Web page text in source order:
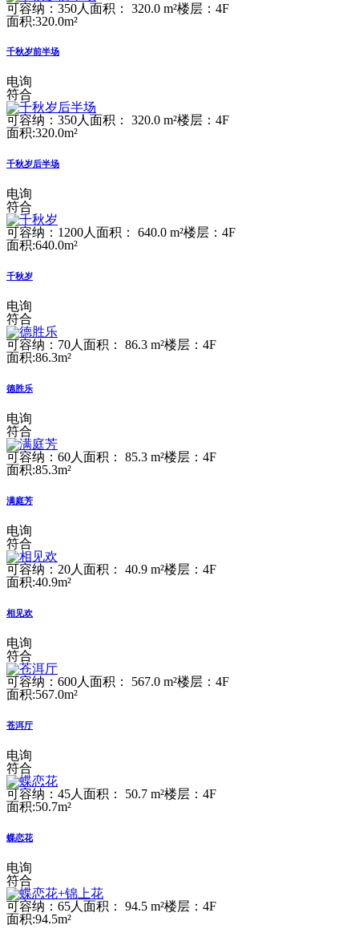
可容纳：350人 面积： 320.0 m²楼层：4F
面积:320.0m²
千秋岁前半场
电询
符合
可容纳：350人面积： 320.0 m²楼层：4F
面积:320.0m²
千秋岁后半场
电询
符合
可容纳：1200人 面积： 640.0 m²楼层：4F
面积:640.0m²
千秋岁
电询
符合
可容纳：70人 面积： 86.3 m²楼层：4F
面积:86.3m²
德胜乐
电询
符合
可容纳：60人 面积： 85.3 m²楼层：4F
面积:85.3m²
满庭芳
电询
符合
可容纳：20人 面积： 40.9 m²楼层：4F
面积:40.9m²
相见欢
电询
符合
可容纳：600人 面积： 567.0 m²楼层：4F
面积:567.0m²
苍洱厅
电询
符合
可容纳：45人 面积： 50.7 m²楼层：4F
面积:50.7m²
蝶恋花
电询
符合
可容纳：65人 面积： 94.5 m²楼层：4F
面积:94.5m²